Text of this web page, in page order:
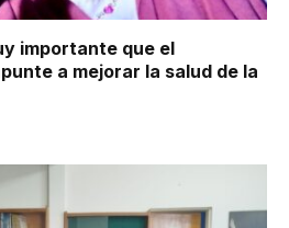
importante que el
a mejorar la salud de la